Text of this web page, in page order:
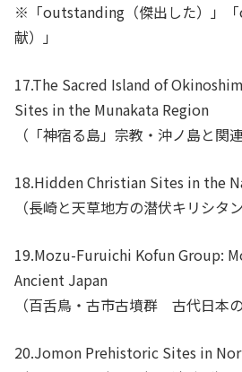
※「outstanding（傑出した）」
献）」
17.The Sacred Island of
Sites in the Munakata Region
（「神宿る島」宗教・沖ノ島と関
18.Hidden Christian Sites in the
（長崎と天草地方の潜伏キリシタ
19.Mozu-Furuichi Kofun Group:
Ancient Japan
（百舌鳥・古市古墳群 古代日本の
20.Jomon Prehistoric Sites in